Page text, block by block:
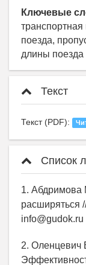
Ключевые
поезда,
длины поезда
Текст
Текст (PDF):
Список
1. Абдримова
расширяться
info@gudok.ru
2. Оленцевич